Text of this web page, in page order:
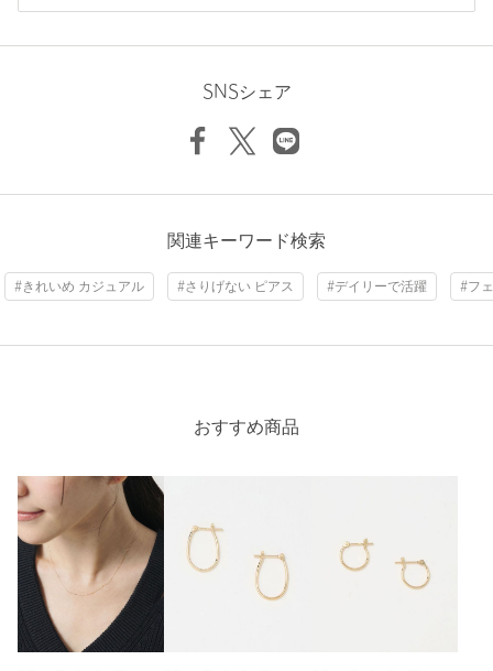
モチーフ；・K10 ポスト；・K10 キャッチ；その他
ニックネーム： クローバー
最近ピアスをしてなかったので、穴が塞がりそうなので、毎日
身長：156cm
ニックネーム： みむ
投稿日： 2025年12月10日
購入カラー：GOLD
10Kのさりげない輝きが派手すぎず、でもちゃんと映えるので
とてもかわいいです。
SNSシェア
関連キーワード検索
#きれいめ カジュアル #さりげない ピアス #デイリーで活躍 #フ
おすすめ商品